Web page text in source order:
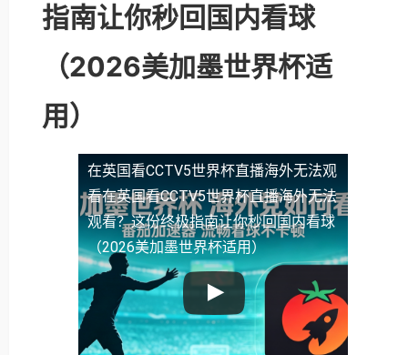
指南让你秒回国内看球
（2026美加墨世界杯适
用）
在英国看CCTV5世界杯直播海外无法观
看在英国看CCTV5世界杯直播海外无法
观看？这份终极指南让你秒回国内看球
（2026美加墨世界杯适用）